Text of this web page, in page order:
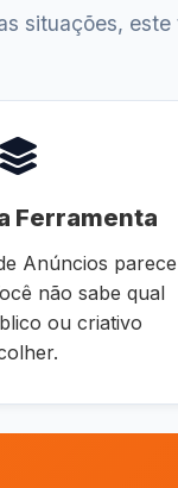
situações,
Ferramenta
Anúncios parece
não sabe qual
ou criativo